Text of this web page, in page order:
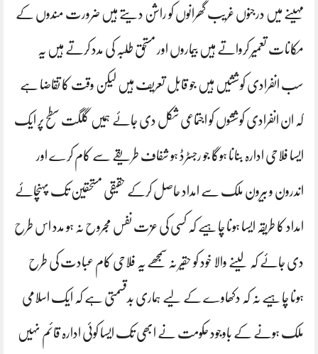
مہینے میں درجنوں غریب گھرانوں کو راشن دیتے ہیں ضرورت مندوں کے
مکانات تعمیر کرواتے ہیں بیماروں اور مستحق طلبہ کی مدد کرتے ہیں یہ
سب انفرادی کوششیں ہیں جو قابل تعریف ہیں لیکن وقت کا تقاضا ہے
کہ ان انفرادی کوششوں کو اجتماعی شکل دی جائے ہمیں گلگت سطح پر ایک
ایسا فلاحی ادارہ بنانا ہوگا جو رجسٹرڈ ہو شفاف طریقے سے کام کرے اور
اندرون و بیرون ملک سے امداد حاصل کرکے حقیقی مستحقین تک پہنچائے
امداد کا طریقہ ایسا ہونا چاہیے کہ کسی کی عزت نفس مجروح نہ ہو مدد اس طرح
دی جائے کہ لینے والا خود کو حقیر نہ سمجھے یہ فلاحی کام عبادت کی طرح
ہونا چاہیے نہ کہ دکھاوے کے لیے ہماری بدقسمتی ہے کہ ایک اسلامی
ملک ہونے کے باوجود حکومت نے ابھی تک ایسا کوئی ادارہ قائم نہیں